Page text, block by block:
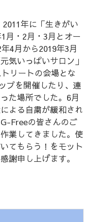
年に「生きがい
月・2月・3月とオー
4月から2019年3月
気いっぱいサロン」
リートの会場とな
プを開催したり、連
た場所でした。6月
よる自粛が緩和され
Freeの皆さんのご
業してきました。使
てもらう！をモット
謝申し上げます。